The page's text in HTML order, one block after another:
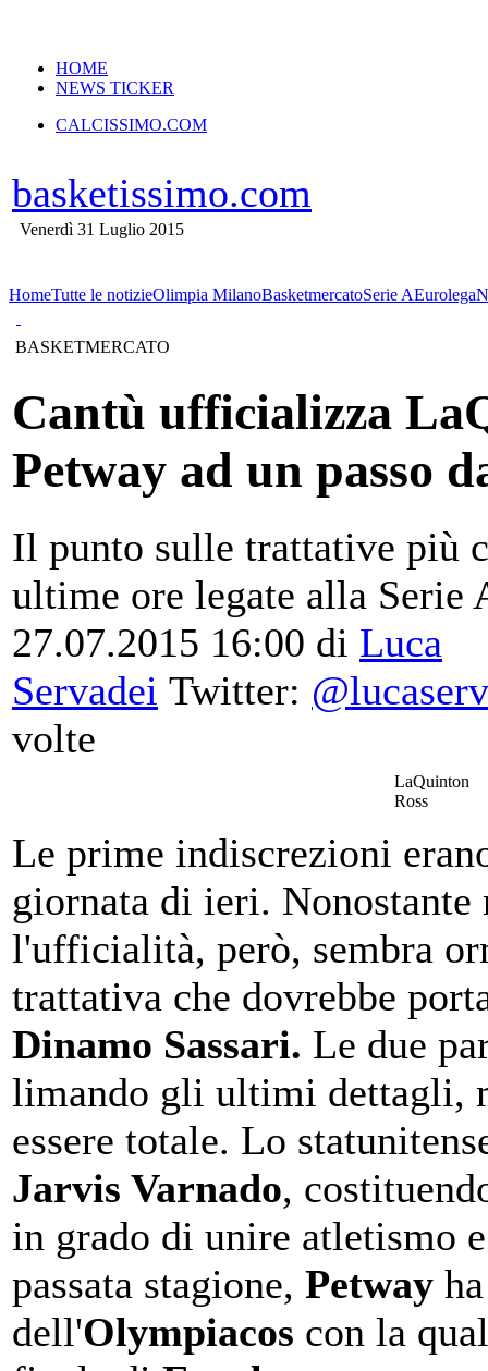
HOME
NEWS TICKER
CALCISSIMO.COM
basketissimo.com
Venerdì 31 Luglio 2015
HomeTutte le notizieOlimpia MilanoBasketmercatoSerie AEurolega
BASKETMERCATO
Cantù ufficializza
Petway ad un passo
Il punto sulle trattative più
ultime ore legate alla Serie
27.07.2015 16:00 di Luca
Servadei Twitter:
volte
LaQuinton
Ross
Le prime indiscrezioni
giornata di ieri. Nonostante
l'ufficialità, però, sembra
trattativa che dovrebbe
Dinamo Sassari. Le due
limando gli ultimi dettagli,
essere totale. Lo
Jarvis Varnado,
in grado di unire atletismo
passata stagione, Petway
dell'Olympiacos con la